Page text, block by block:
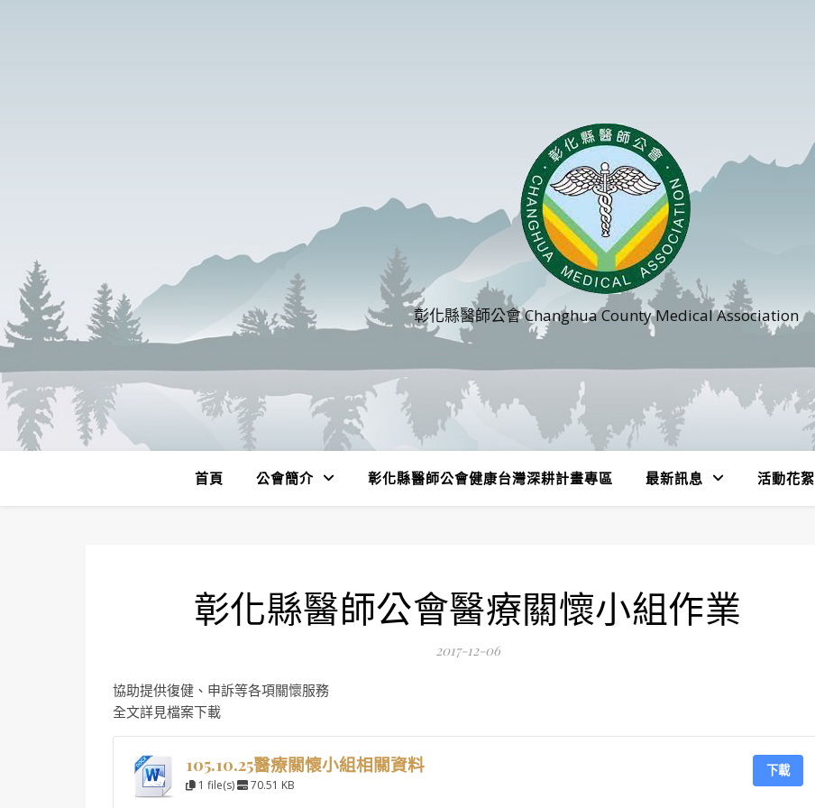
彰化縣醫師公會 Changhua County Medical Association
首頁 公會簡介 彰化縣醫師公會健康台灣深耕計畫專區 最新訊息 活動花絮
彰化縣醫師公會醫療關懷小組作業
2017-12-06
協助提供復健、申訴等各項關懷服務
全文詳見檔案下載
105.10.25醫療關懷小組相關資料
1 file(s) 70.51 KB
下載